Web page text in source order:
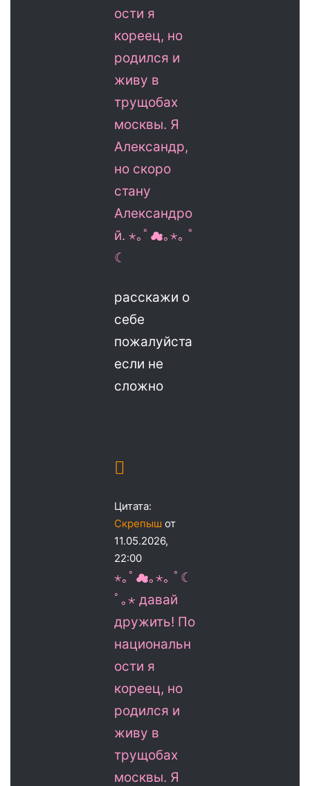
ости я
кореец, но
родился и
живу в
трущобах
москвы. Я
Александр,
но скоро
стану
Александро
й. ⋆｡ﾟ☁︎｡⋆｡ ﾟ
☾
расскажи о
себе
пожалуйста
если не
сложно
Цитата:
Скрепыш от
11.05.2026,
22:00
⋆｡ﾟ☁︎｡⋆｡ ﾟ☾
ﾟ｡⋆ давай
дружить! По
национальн
ости я
кореец, но
родился и
живу в
трущобах
москвы. Я